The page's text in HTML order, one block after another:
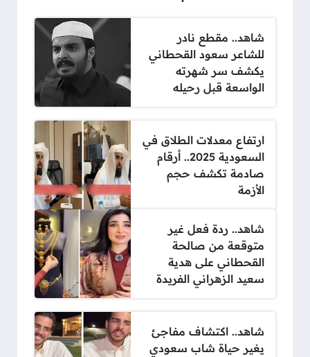
شاهد.. مقطع نادر
للشاعر سعود القحطاني
يكشف سر شهرته
الواسعة قبل رحيله
ارتفاع معدلات الطلاق في
السعودية 2025.. أرقام
صادمة تكشف حجم
الأزمة
شاهد.. ردة فعل غير
متوقعة من صالحة
القحطاني على هدية
سعيد الزهراني الفريدة
شاهد.. اكتشاف مفاجئ
يغير حياة شاب سعودي